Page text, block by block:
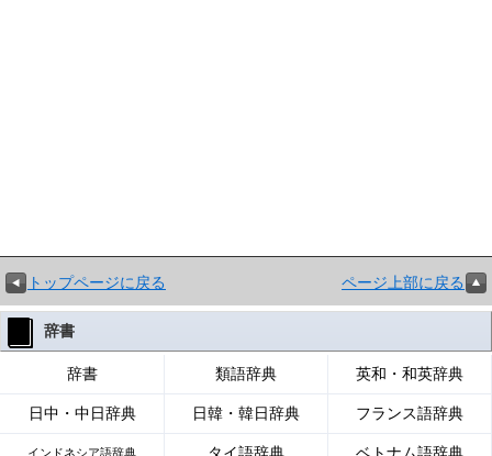
トップページに戻る ページ上部に戻る
辞書
辞書 類語辞典 英和・和英辞典
日中・中日辞典 日韓・韓日辞典 フランス語辞典
インドネシア語辞典